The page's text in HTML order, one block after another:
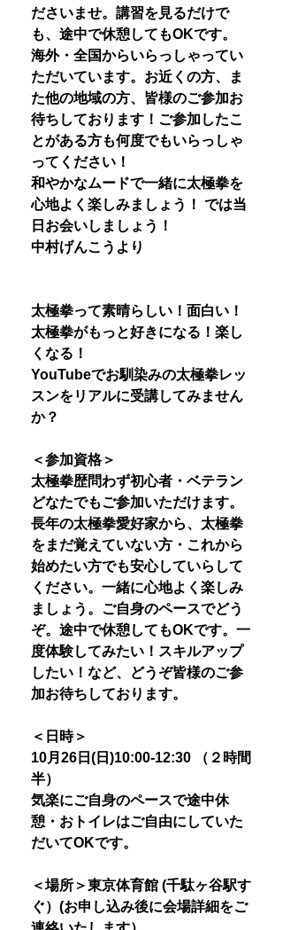
ださいませ。講習を見るだけで
も、途中で休憩してもOKです。
海外・全国からいらっしゃってい
ただいています。お近くの方、ま
た他の地域の方、皆様のご参加お
待ちしております！ご参加したこ
とがある方も何度でもいらっしゃ
ってください！
和やかなムードで一緒に太極拳を
心地よく楽しみましょう！ では当
日お会いしましょう！
中村げんこうより
太極拳って素晴らしい！面白い！
太極拳がもっと好きになる！楽し
くなる！
YouTubeでお馴染みの太極拳レッ
スンをリアルに受講してみません
か？
＜参加資格＞
太極拳歴問わず初心者・ベテラン
どなたでもご参加いただけます。
長年の太極拳愛好家から、太極拳
をまだ覚えていない方・これから
始めたい方でも安心していらして
ください。一緒に心地よく楽しみ
ましょう。ご自身のペースでどう
ぞ。途中で休憩してもOKです。一
度体験してみたい！スキルアップ
したい！など、どうぞ皆様のご参
加お待ちしております。
＜日時＞
10月26日(日)10:00-12:30 （２時間
半）
気楽にご自身のペースで途中休
憩・おトイレはご自由にしていた
だいてOKです。
＜場所＞東京体育館 (千駄ヶ谷駅す
ぐ）(お申し込み後に会場詳細をご